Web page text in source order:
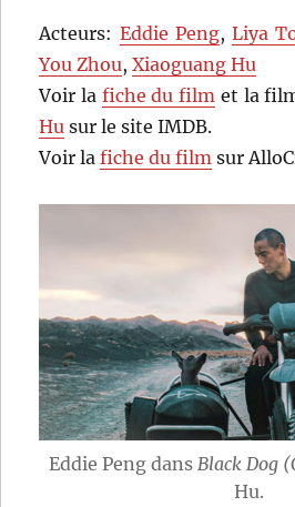
Acteurs: Eddie Peng, Liya
You Zhou,Xiaoguang Hu
Voir la fiche du film et la
Hu sur le site IMDB.
Voir lafiche du film sur
Eddie Peng dans Black Dog
Hu.